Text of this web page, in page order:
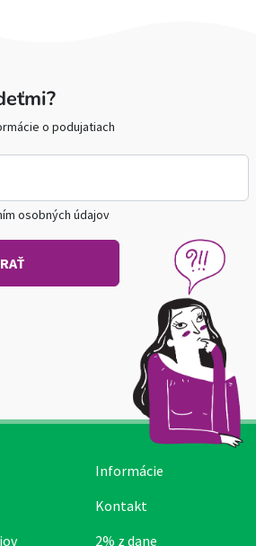
o podujatiach
osobných údajov
Informácie
Kontakt
2% z dane